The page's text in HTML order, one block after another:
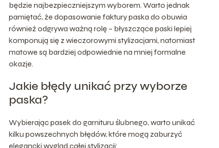
będzie najbezpieczniejszym wyborem. Warto jednak
pamiętać, że dopasowanie faktury paska do obuwia
również odgrywa ważną rolę – błyszczące paski lepiej
komponują się z wieczorowymi stylizacjami, natomiast
matowe są bardziej odpowiednie na mniej formalne
okazje.
Jakie błędy unikać przy wyborze
paska?
Wybierając pasek do garnituru ślubnego, warto unikać
kilku powszechnych błędów, które mogą zaburzyć
elegancki wygląd całej stylizacji: